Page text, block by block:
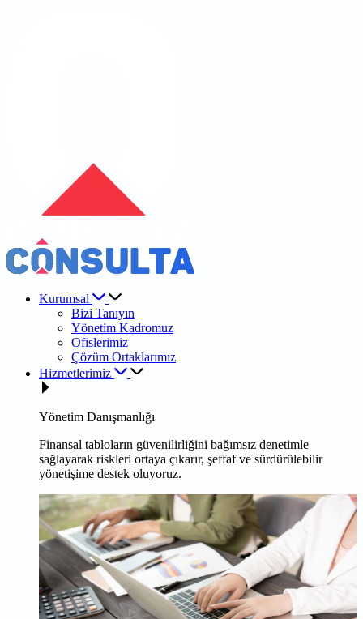
Kurumsal
Bizi Tanıyın
Yönetim Kadromuz
Ofislerimiz
Çözüm Ortaklarımız
Hizmetlerimiz
Yönetim Danışmanlığı
Finansal tabloların güvenilirliğini bağımsız denetimle
sağlayarak riskleri ortaya çıkarır, şeffaf ve sürdürülebilir
yönetişime destek oluyoruz.